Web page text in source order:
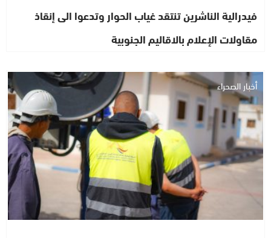
فيدرالية الناشرين تنتقد غياب الحوار وتدعوا الى إنقاذ
مقاولات الإعلام بالاقاليم الجنوبية
أخبار الصحراء